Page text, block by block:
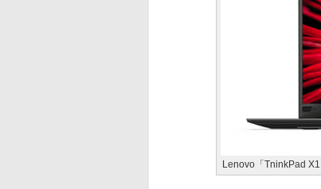
Lenovo「TninkPad X1